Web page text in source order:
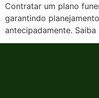
Contratar um plano
garantindo
antecipadamente. Saiba